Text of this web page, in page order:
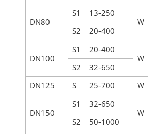
DN80
S1
13-250
W
S2
20-400
DN100
S1
20-400
W
S2
32-650
DN125
S 25-700 W
DN150
S1
32-650
W
S2
50-1000